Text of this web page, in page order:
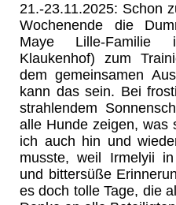
21.-23.11.2025: Schon
Wochenende die
Maye Lille-Familie
Klaukenhof) zum
dem gemeinsamen
kann das sein. Bei
strahlendem
alle Hunde zeigen, was
ich auch hin und
musste, weil Irmelyii
und bittersüße
es doch tolle Tage, die